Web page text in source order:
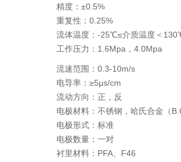
精度：±0.5%
重复性：0.25%
流体温度：-25℃≤介质温度＜
工作压力：1.6Mpa，4.0Mpa
流速范围：0.3-10m/s
电导率：≥5μs/cm
流动方向：正，反
电极材料：不锈钢，哈氏合金（
电极形式：标准
电极数量：一对
衬里材料：PFA、F46